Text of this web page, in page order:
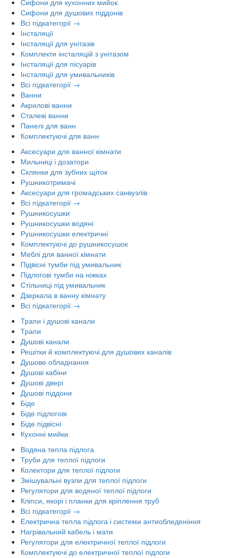
Сифони для кухонних мийок
Сифони для душових піддонів
Всі підкатегорії →
Інсталяції
Інсталяції для унітазів
Комплекти інсталяцій з унітазом
Інсталяції для пісуарів
Інсталяції для умивальників
Всі підкатегорії →
Ванни
Акрилові ванни
Сталеві ванни
Панелі для ванн
Комплектуючі для ванн
Аксесуари для ванної кімнати
Мильниці і дозатори
Склянки для зубних щіток
Рушникотримачі
Аксесуари для громадських санвузлів
Всі підкатегорії →
Рушникосушки
Рушникосушки водяні
Рушникосушки електричні
Комплектуючі до рушникосушок
Меблі для ванної кімнати
Підвісні тумби під умивальник
Підлогові тумби на ніжках
Стільниці під умивальник
Дзеркала в ванну кімнату
Всі підкатегорії →
Трапи і душові канали
Трапи
Душові канали
Решітки й комплектуючі для душових каналів
Душове обладнання
Душові кабіни
Душові двері
Душові піддони
Біде
Біде підлогові
Біде підвісні
Кухонні мийки
Водяна тепла підлога
Труби для теплої підлоги
Колектори для теплої підлоги
Змішувальні вузли для теплої підлоги
Регулятори для водяної теплої підлоги
Кліпси, якорі і планки для кріплення труб
Всі підкатегорії →
Електрична тепла підлога і системи антиобледеніння
Нагрівальний кабель і мати
Регулятори для електричної теплої підлоги
Комплектуючі до електричної теплої підлоги